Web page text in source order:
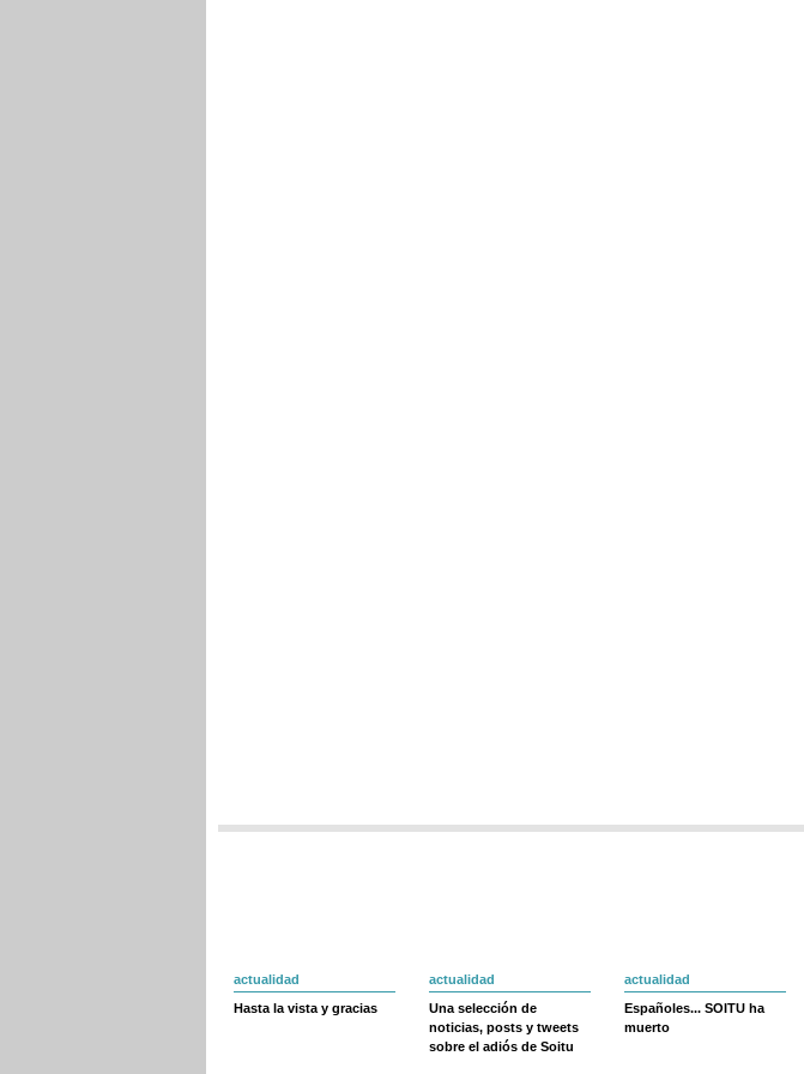
actualidad
Hasta la vista y gracias
actualidad
Una selección de
noticias, posts y tweets
sobre el adiós de Soitu
actualidad
Españoles... SOITU ha
muerto